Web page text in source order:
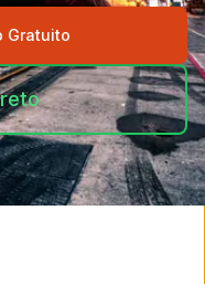
Gratuito